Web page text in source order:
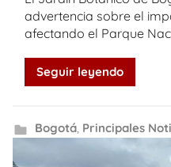
advertencia sobre el
afectando el Parque
Seguir leyendo
Bogotá, Principales